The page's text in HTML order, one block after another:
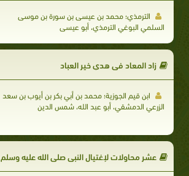
الترمذي؛ محمد بن عيسى بن سورة بن موسى
السلمي البوغي الترمذي، أبو عيسى
زاد المعاد في هدي خير العباد
ابن قيم الجوزية؛ محمد بن أبي بكر بن أيوب بن سعد
الزرعي الدمشقي، أبو عبد الله، شمس الدين
عشر محاولات لإغتيال النبي صلى الله عليه وسلم